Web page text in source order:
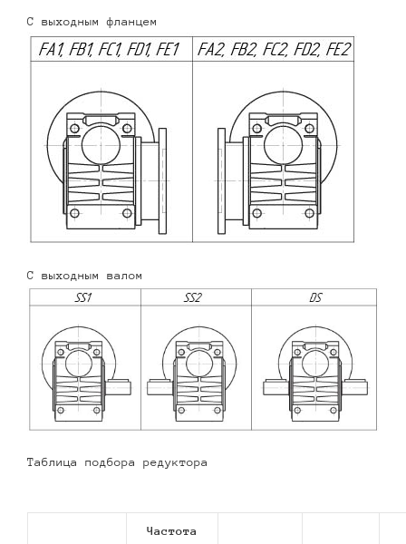
С выходным фланцем
С выходным валом
Таблица подбора редуктора
Частота